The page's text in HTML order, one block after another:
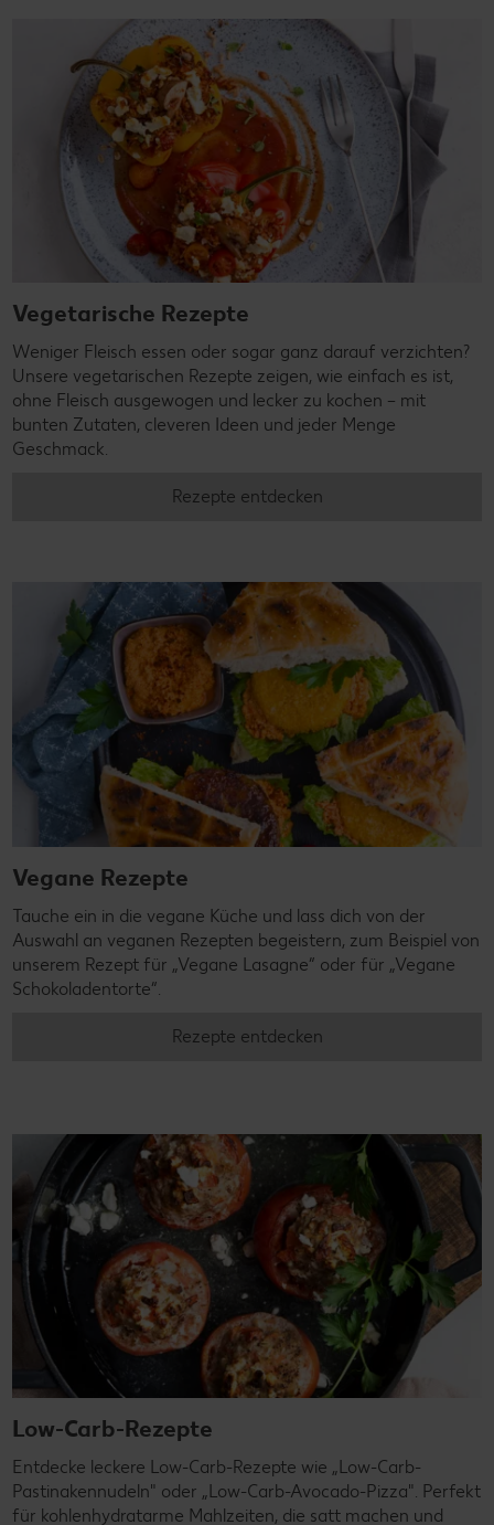
Vegetarische Rezepte
Weniger Fleisch essen oder sogar ganz darauf verzichten?
Unsere vegetarischen Rezepte zeigen, wie einfach es ist,
ohne Fleisch ausgewogen und lecker zu kochen – mit
bunten Zutaten, cleveren Ideen und jeder Menge
Geschmack.
Rezepte entdecken
Vegane Rezepte
Tauche ein in die vegane Küche und lass dich von der
Auswahl an veganen Rezepten begeistern, zum Beispiel von
unserem Rezept für „Vegane Lasagne“ oder für „Vegane
Schokoladentorte“.
Rezepte entdecken
Low-Carb-Rezepte
Entdecke leckere Low-Carb-Rezepte wie „Low-Carb-
Pastinakennudeln" oder „Low-Carb-Avocado-Pizza". Perfekt
für kohlenhydratarme Mahlzeiten, die satt machen und